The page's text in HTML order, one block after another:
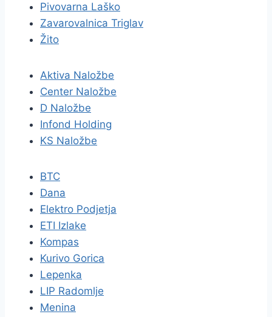
Pivovarna Laško
Zavarovalnica Triglav
Žito
Aktiva Naložbe
Center Naložbe
D Naložbe
Infond Holding
KS Naložbe
BTC
Dana
Elektro Podjetja
ETI Izlake
Kompas
Kurivo Gorica
Lepenka
LIP Radomlje
Menina